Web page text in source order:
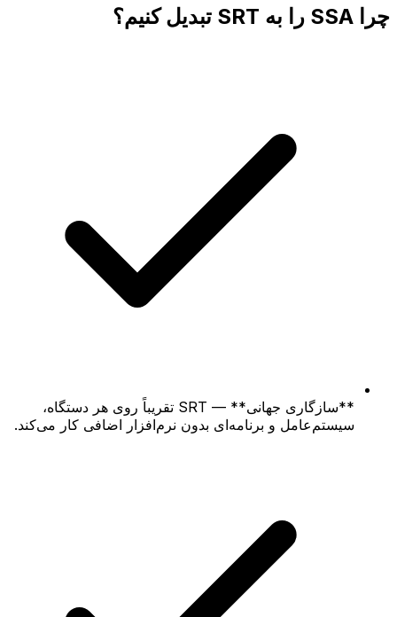
چرا SSA را به SRT تبدیل کنیم؟
**سازگاری جهانی** — SRT تقریباً روی هر دستگاه،
سیستم‌عامل و برنامه‌ای بدون نرم‌افزار اضافی کار می‌کند.